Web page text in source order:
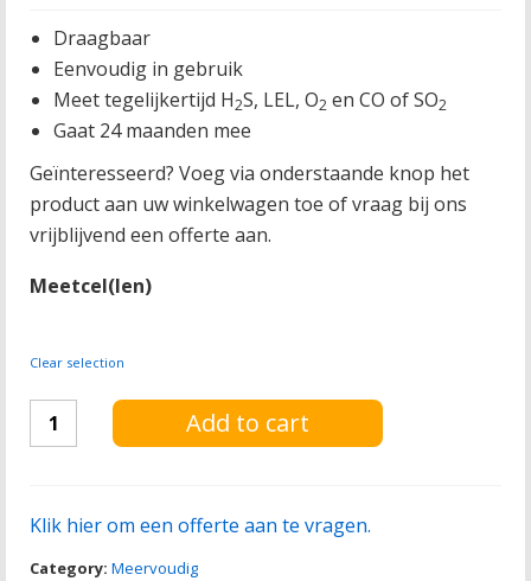
Draagbaar
Eenvoudig in gebruik
Meet tegelijkertijd H2S, LEL, O2 en CO of SO2
Gaat 24 maanden mee
Geïnteresseerd? Voeg via onderstaande knop het
product aan uw winkelwagen toe of vraag bij ons
vrijblijvend een offerte aan.
Meetcel(len)
Clear selection
Honeywell
BW
Add to cart
Klik hier om een offerte aan te vragen.
Category: Meervoudig